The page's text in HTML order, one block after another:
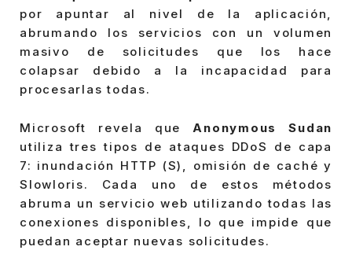
por apuntar al nivel de la aplicación,
abrumando los servicios con un volumen
masivo de solicitudes que los hace
colapsar debido a la incapacidad para
procesarlas todas.
Microsoft revela queAnonymous Sudan
utiliza tres tipos de ataques DDoS de capa
7: inundación HTTP (S), omisión de caché y
Slowloris. Cada uno de estos métodos
abruma un servicio web utilizando todas las
conexiones disponibles, lo que impide que
puedan aceptar nuevas solicitudes.